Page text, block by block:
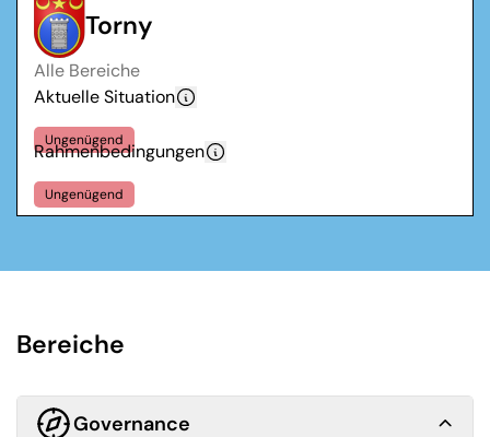
Deutsch
Français
Torny
Alle Bereiche
Aktuelle Situation
Ungenügend
Rahmenbedingungen
Ungenügend
Bereiche
Governance